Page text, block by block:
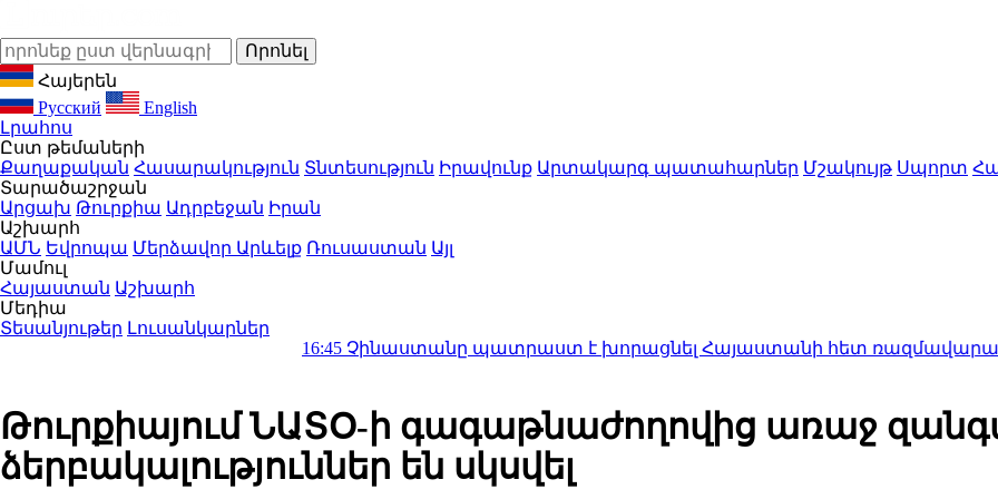
Հայերեն
Русский
English
Լրահոս
Ըստ թեմաների
Քաղաքական Հասարակություն Տնտեսություն Իրավունք Արտակարգ պատահարներ Մշակույթ Սպորտ
Տարածաշրջան
Արցախ Թուրքիա Ադրբեջան Իրան
Աշխարհ
ԱՄՆ Եվրոպա Մերձավոր Արևելք Ռուսաստան Այլ
Մամուլ
Հայաստան Աշխարհ
Մեդիա
Տեսանյութեր Լուսանկարներ
Չինաստանը պատրաստ է խորացնել Հայաստանի հետ ռազմավարական
Թուրքիայում ՆԱՏՕ-ի գագաթնաժողովից առաջ
ձերբակալություններ են սկսվել